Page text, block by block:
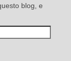
blog, e